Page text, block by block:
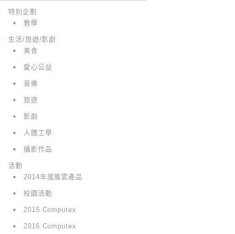
特別企劃
教學
生活/旅遊/影劇
美食
愛心公益
音樂
旅遊
影劇
人體工學
攝影作品
活動
2014年度風雲產品
校園活動
2015 Computex
2016 Computex